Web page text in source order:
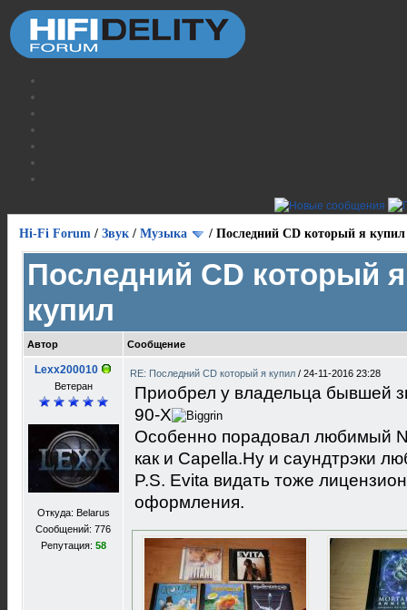
Hi-Fi Forum / Звук / Музыка / Последний CD который я купил
Последний CD который я
купил
Автор Сообщение
Lexx200010
Ветеран
Откуда: Belarus
Сообщений: 776
Репутация: 58
RE: Последний CD который я купил / 24-11-2016 23:28
Приобрел у владельца бывшей
90-Х
Особенно порадовал любимый
как и Capella.Ну и саундтрэки
P.S. Evita видать тоже
оформления.